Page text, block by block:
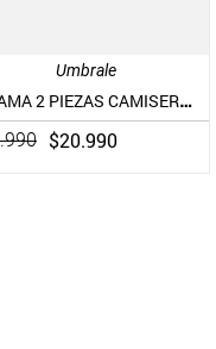
Umbrale
PIJAMA 2 PIEZAS CAMISERO FULL ESTAMPADO
.990 $20.990